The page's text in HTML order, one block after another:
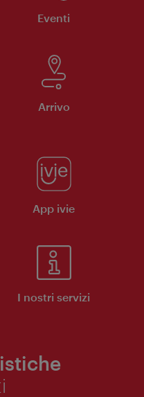
Eventi
Arrivo
App ivie
I nostri servizi